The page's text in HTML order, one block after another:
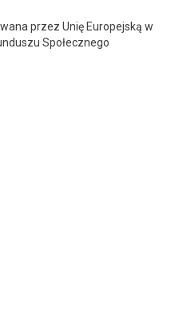
przez Unię Europejską w
Społecznego